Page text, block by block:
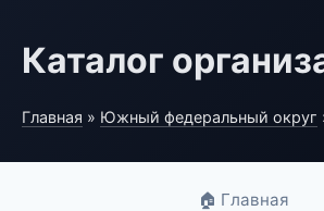
Каталог
Главная » Южный федеральный округ
🏠 Главная